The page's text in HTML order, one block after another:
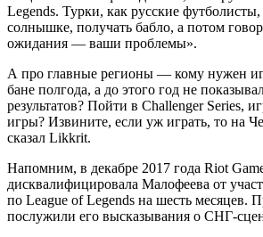
Legends. Турки, как русские футболисты,
солнышке, получать бабло, а потом
ожидания — ваши проблемы».
А про главные регионы — кому нужен
бане полгода, а до этого год не
результатов? Пойти в Challenger Series,
игры? Извините, если уж играть, то на
сказал Likkrit.
Напомним, в декабре 2017 года Riot
дисквалифицировала Малофеева от
по League of Legends на шесть месяцев.
послужили его высказывания о СНГ-